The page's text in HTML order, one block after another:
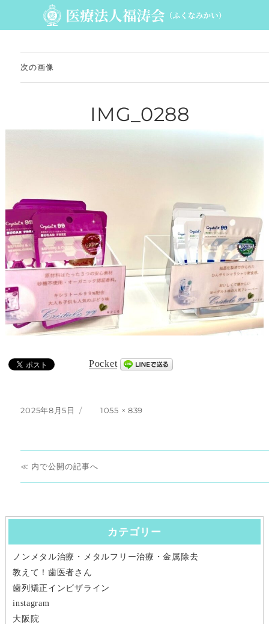
次の画像
IMG_0288
Pocket
投
2025年8月5日
フ
1055 × 839
投
稿
ナ
ゲ
ー
シ
内で公開
カテゴリー
ノンメタル治療・メタルフリー治療・金属除去
教えて！歯医者さん
歯列矯正インビザライン
instagram
大阪院